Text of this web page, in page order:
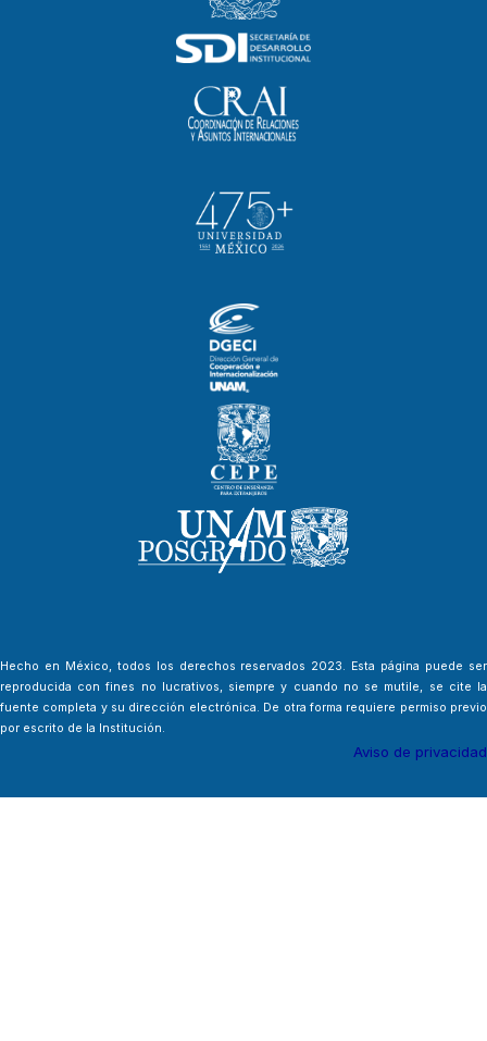
Hecho en México, todos los derechos reservados 2023. Esta página puede ser
reproducida con fines no lucrativos, siempre y cuando no se mutile, se cite la
fuente completa y su dirección electrónica. De otra forma requiere permiso previo
por escrito de la Institución.
Aviso de privacidad